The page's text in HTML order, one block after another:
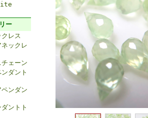
ー
レス
ックレ
ェーン
ダント
ンダン
ントト